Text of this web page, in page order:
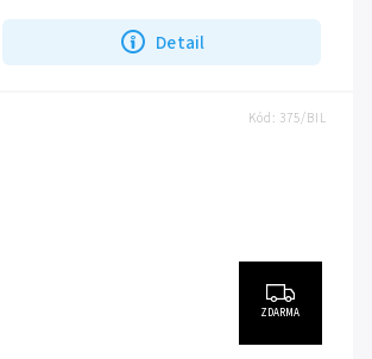
Detail
ZDARMA
Kód: 375/BIL